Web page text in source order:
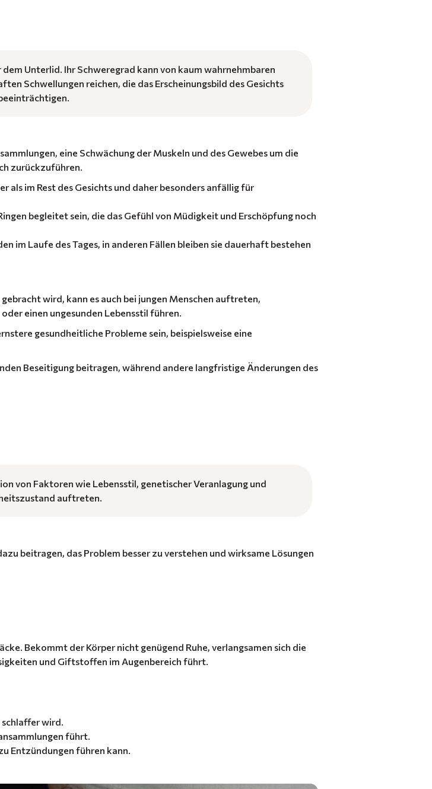
Unterlid. Ihr Schweregrad kann von kaum wahrnehmbaren
Schwellungen reichen, die das Erscheinungsbild des Gesichts
eine Schwächung der Muskeln und des Gewebes um die
zurückzuführen.
als im Rest des Gesichts und daher besonders anfällig für
begleitet sein, die das Gefühl von Müdigkeit und Erschöpfung noch
im Laufe des Tages, in anderen Fällen bleiben sie dauerhaft bestehen
wird, kann es auch bei jungen Menschen auftreten,
einen ungesunden Lebensstil führen.
gesundheitliche Probleme sein, beispielsweise eine
Beseitigung beitragen, während andere langfristige Änderungen des
von Faktoren wie Lebensstil, genetischer Veranlagung und
auftreten.
beitragen, das Problem besser zu verstehen und wirksame Lösungen
Bekommt der Körper nicht genügend Ruhe, verlangsamen sich die
und Giftstoffen im Augenbereich führt.
wird.
führt.
Entzündungen führen kann.